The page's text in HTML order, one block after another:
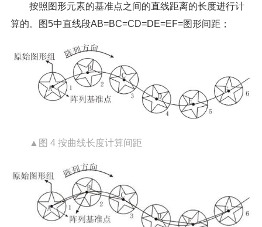
按照图形元素的基准点之间的直线距离的长度进行计
算的。图5中直线段AB=BC=CD=DE=EF=图形间距；
▲图 4 按曲线长度计算间距